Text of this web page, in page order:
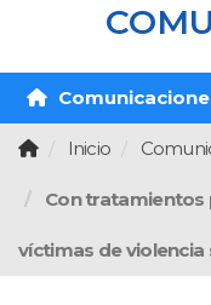
Inicio
Con
víctimas de